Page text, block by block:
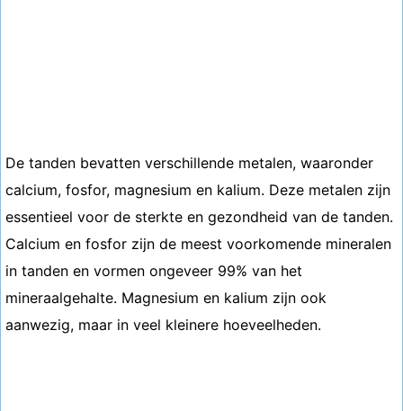
De tanden bevatten verschillende metalen, waaronder
calcium, fosfor, magnesium en kalium. Deze metalen zijn
essentieel voor de sterkte en gezondheid van de tanden.
Calcium en fosfor zijn de meest voorkomende mineralen
in tanden en vormen ongeveer 99% van het
mineraalgehalte. Magnesium en kalium zijn ook
aanwezig, maar in veel kleinere hoeveelheden.